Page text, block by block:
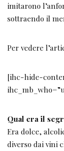
imitarono
sottraendo il
Per vedere
[ihc-hide-
Qual era il
Era dolce,
diverso dai vini